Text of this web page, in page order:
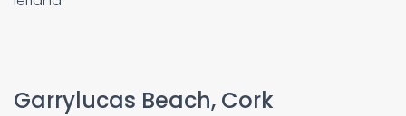
Garrylucas Beach, Cork